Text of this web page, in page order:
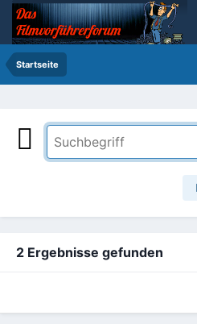
Startseite
2 Ergebnisse gefunden